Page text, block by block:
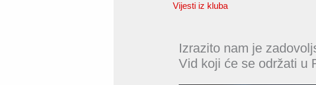
Vijesti iz kluba
Izrazito nam je
Vid koji će se održati u